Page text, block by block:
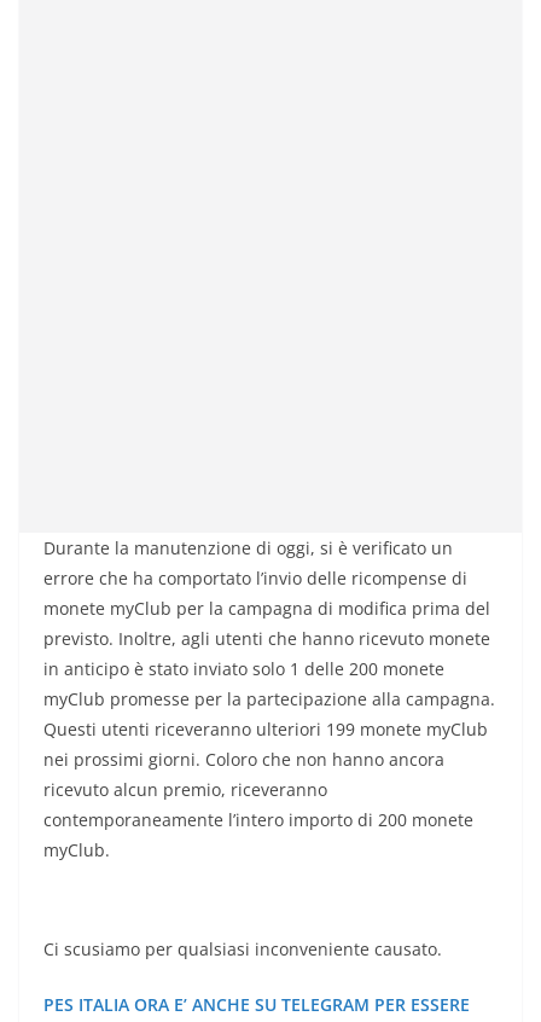
Durante la manutenzione di oggi, si è verificato un
errore che ha comportato l’invio delle ricompense di
monete myClub per la campagna di modifica prima del
previsto. Inoltre, agli utenti che hanno ricevuto monete
in anticipo è stato inviato solo 1 delle 200 monete
myClub promesse per la partecipazione alla campagna.
Questi utenti riceveranno ulteriori 199 monete myClub
nei prossimi giorni. Coloro che non hanno ancora
ricevuto alcun premio, riceveranno
contemporaneamente l’intero importo di 200 monete
myClub.
Ci scusiamo per qualsiasi inconveniente causato.
PES ITALIA ORA E’ ANCHE SU TELEGRAM PER ESSERE